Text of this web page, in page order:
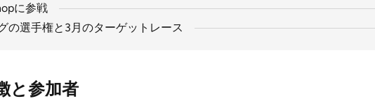
に参戦
の選手権と3月のターゲットレース
と参加者